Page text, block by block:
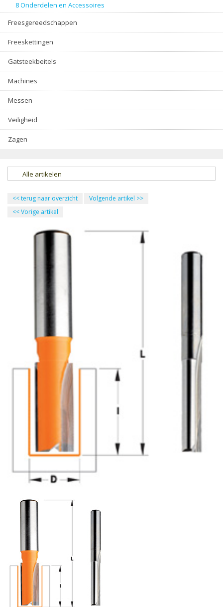
8 Onderdelen en Accessoires
Freesgereedschappen
Freeskettingen
Gatsteekbeitels
Machines
Messen
Veiligheid
Zagen
Alle artikelen
<<terug naar overzicht Volgende artikel >>
<<Vorige artikel